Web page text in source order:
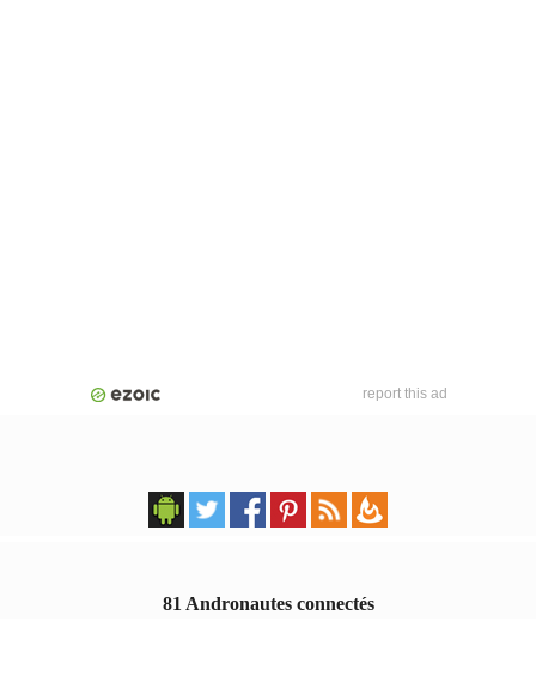
report this ad
81 Andronautes connectés